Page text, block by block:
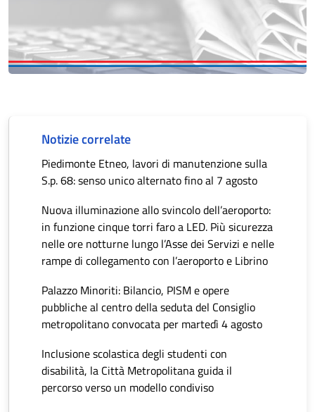
Notizie correlate
Piedimonte Etneo, lavori di manutenzione sulla
S.p. 68: senso unico alternato fino al 7 agosto
Nuova illuminazione allo svincolo dell’aeroporto:
in funzione cinque torri faro a LED. Più sicurezza
nelle ore notturne lungo l’Asse dei Servizi e nelle
rampe di collegamento con l’aeroporto e Librino
Palazzo Minoriti: Bilancio, PISM e opere
pubbliche al centro della seduta del Consiglio
metropolitano convocata per martedì 4 agosto
Inclusione scolastica degli studenti con
disabilità, la Città Metropolitana guida il
percorso verso un modello condiviso